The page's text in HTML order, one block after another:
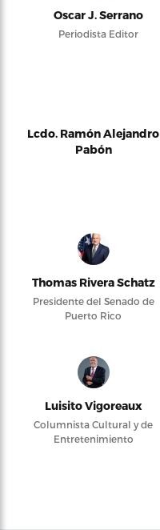
Oscar J. Serrano
Periodista Editor
Lcdo. Ramón Alejandro
Pabón
Thomas Rivera Schatz
Presidente del Senado de
Puerto Rico
Luisito Vigoreaux
Columnista Cultural y de
Entretenimiento